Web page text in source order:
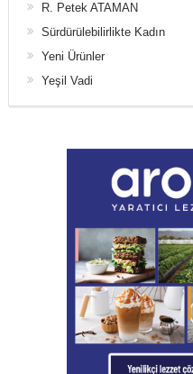
R. Petek ATAMAN
Sürdürülebilirlikte Kadın
Yeni Ürünler
Yeşil Vadi